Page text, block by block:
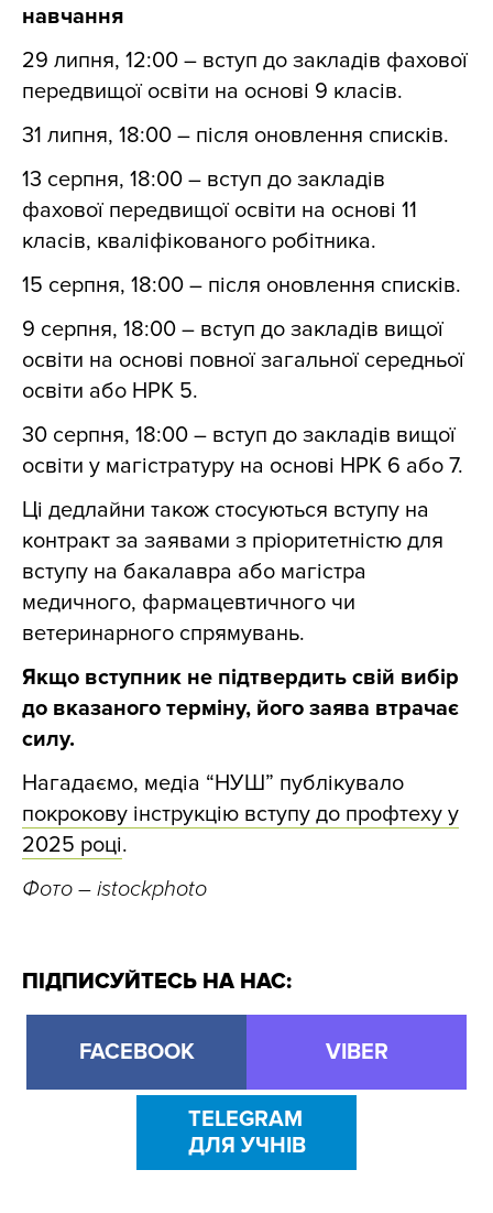
навчання
29 липня, 12:00 – вступ до закладів фахової
передвищої освіти на основі 9 класів.
31 липня, 18:00 – після оновлення списків.
13 серпня, 18:00 – вступ до закладів
фахової передвищої освіти на основі 11
класів, кваліфікованого робітника.
15 серпня, 18:00 – після оновлення списків.
9 серпня, 18:00 – вступ до закладів вищої
освіти на основі повної загальної середньої
освіти або НРК 5.
30 серпня, 18:00 – вступ до закладів вищої
освіти у магістратуру на основі НРК 6 або 7.
Ці дедлайни також стосуються вступу на
контракт за заявами з пріоритетністю для
вступу на бакалавра або магістра
медичного, фармацевтичного чи
ветеринарного спрямувань.
Якщо вступник не підтвердить свій вибір
до вказаного терміну, його заява втрачає
силу.
Нагадаємо, медіа “НУШ” публікувало
покрокову інструкцію вступу до профтеху у
2025 році.
Фото – istockphoto
ПІДПИСУЙТЕСЬ НА НАС:
FACEBOOK VIBER
TELEGRAM
ДЛЯ УЧНІВ